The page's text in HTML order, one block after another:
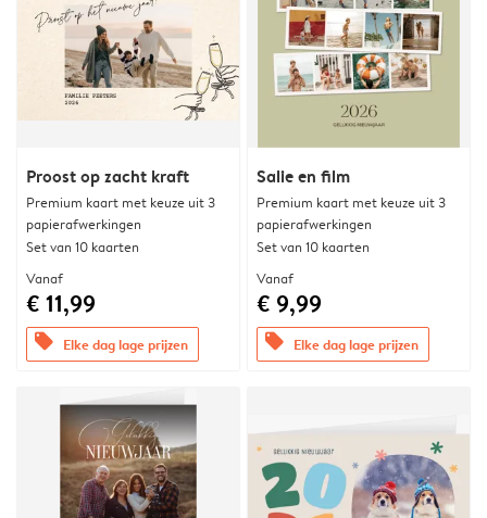
Proost op zacht kraft
Premium kaart met keuze uit 3
papierafwerkingen
Set van 10 kaarten
Vanaf
€ 11,99
offers Elke dag lage prijzen
Salie en film
Premium kaart met keuze uit 3
papierafwerkingen
Set van 10 kaarten
Vanaf
€ 9,99
offers Elke dag lage prijzen